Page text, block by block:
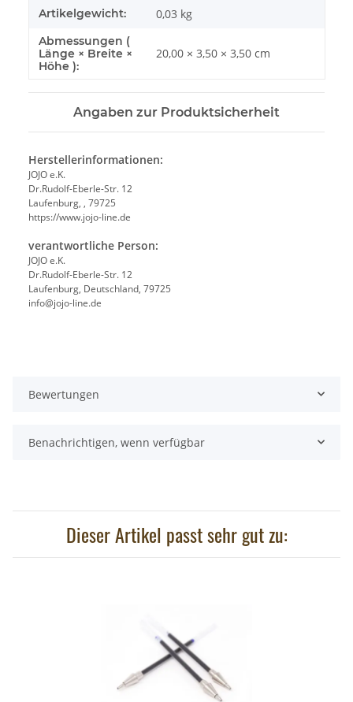
Artikelgewicht: 0,03 kg
Abmessungen (
Länge × Breite ×
Höhe ):
20,00 × 3,50 × 3,50 cm
Angaben zur Produktsicherheit
Herstellerinformationen:
JOJO e.K.
Dr.Rudolf-Eberle-Str. 12
Laufenburg, , 79725
https://www.jojo-line.de
verantwortliche Person:
JOJO e.K.
Dr.Rudolf-Eberle-Str. 12
Laufenburg, Deutschland, 79725
info@jojo-line.de
Bewertungen
Benachrichtigen, wenn verfügbar
Dieser Artikel passt sehr gut zu: